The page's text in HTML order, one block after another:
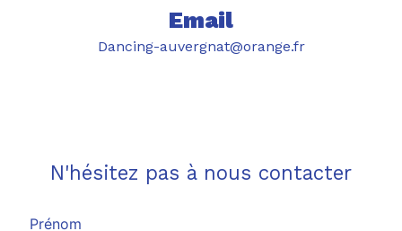
Email
dancing-auvergnat@orange.fr
N'hésitez pas à nous contacter